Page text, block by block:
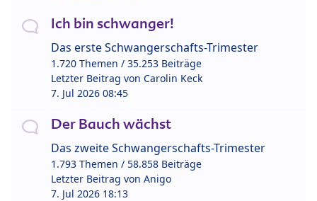
Ich bin schwanger!
Das erste Schwangerschafts-Trimester
1.720 Themen / 35.253 Beiträge
Letzter Beitrag von Carolin Keck
7. Jul 2026 08:45
Der Bauch wächst
Das zweite Schwangerschafts-Trimester
1.793 Themen / 58.858 Beiträge
Letzter Beitrag von Anigo
7. Jul 2026 18:13